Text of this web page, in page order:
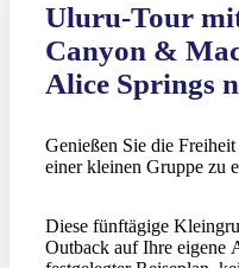
Uluru-Tour
Canyon &
Alice Springs
Genießen Sie die
einer kleinen Gruppe zu
Diese fünftägige
Outback auf Ihre eigene